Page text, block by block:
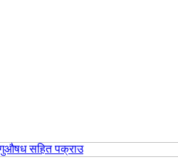
सहित पक्राउ